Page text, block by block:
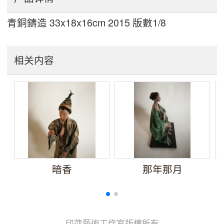
青銅鑄造 33x18x16cm 2015 版數1/8
相关内容
暗香 那年那月